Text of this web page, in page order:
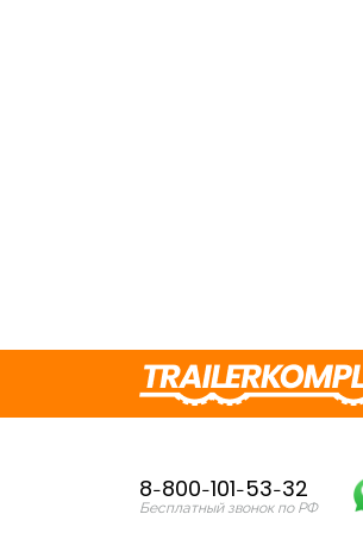
8-800-101-53-32
Бесплатный звонок по РФ